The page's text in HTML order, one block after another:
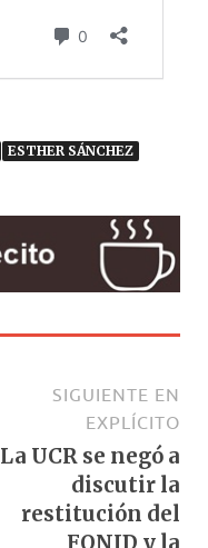
ESTHER SÁNCHEZ
SIGUIENTE EN
EXPLÍCITO
La UCR se negó a
discutir la
restitución del